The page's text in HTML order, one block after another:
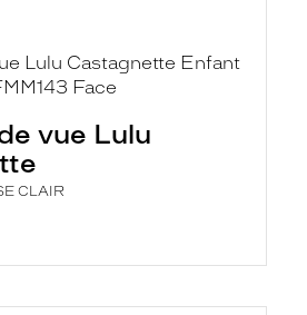
vue Lulu
CLAIR